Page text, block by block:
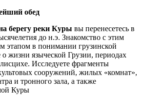
обед
берегу реки Куры вы перенесетесь в
до н.э. Знакомство с этим
этапом в понимании грузинской
жизни языческой Грузии, периодах
Исследуете фрагменты
сооружений, жилых «комнат»,
и тронного зала, а также
Куры